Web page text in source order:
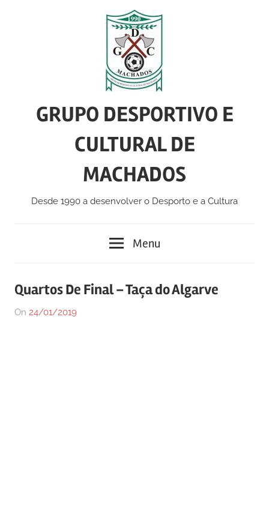
GRUPO DESPORTIVO E
CULTURAL DE
MACHADOS
Desde 1990 a desenvolver o Desporto e a Cultura
Menu
Quartos De Final – Taça do Algarve
On 24/01/2019